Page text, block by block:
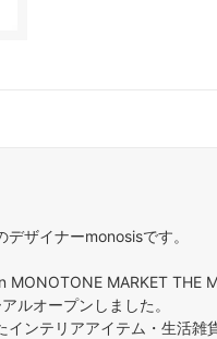
ザイナーmonosisです。
MONOTONE MARKET THE
ルオープンしました。
インテリアアイテム・生活雑